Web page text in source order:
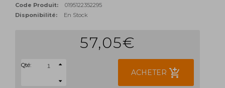
Code Produit:
0195122352295
Disponibilité:
En Stock
57,05€
Qté:
ACHETER add_shopping_cart